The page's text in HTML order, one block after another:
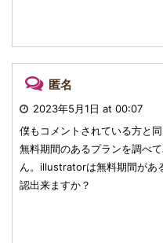
匿名
2023年5月1日 at 00:07
僕もコメントされている方と
無料期間のあるプランを調べ
ん。illustratorは無料期間があ
認出来ますか？